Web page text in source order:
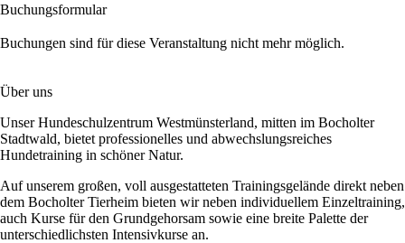
Buchungsformular
Buchungen sind für diese Veranstaltung nicht mehr möglich.
Über uns
Unser Hundeschulzentrum Westmünsterland, mitten im Bocholter
Stadtwald, bietet professionelles und abwechslungsreiches
Hundetraining in schöner Natur.
Auf unserem großen, voll ausgestatteten Trainingsgelände direkt neben
dem Bocholter Tierheim bieten wir neben individuellem Einzeltraining,
auch Kurse für den Grundgehorsam sowie eine breite Palette der
unterschiedlichsten Intensivkurse an.